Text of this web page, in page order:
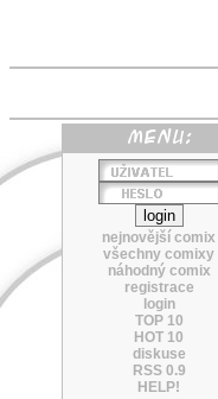
nejnovější comix
všechny comixy
náhodný comix
registrace
login
TOP 10
HOT 10
diskuse
RSS 0.9
HELP!